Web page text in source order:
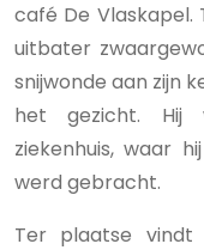
café De Vlaskapel.
uitbater
snijwonde aan zijn
het gezicht. Hij
ziekenhuis, waar
werd gebracht.
Ter plaatse vindt